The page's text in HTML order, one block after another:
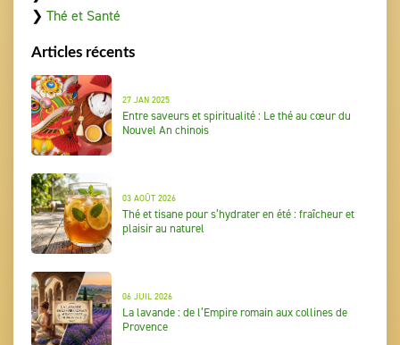
❯ Thé et Santé
Articles récents
27 JAN 2025
Entre saveurs et spiritualité : Le thé au cœur du
Nouvel An chinois
03 AOÛT 2026
Thé et tisane pour s’hydrater en été : fraîcheur et
plaisir au naturel
06 JUIL 2026
La lavande : de l’Empire romain aux collines de
Provence